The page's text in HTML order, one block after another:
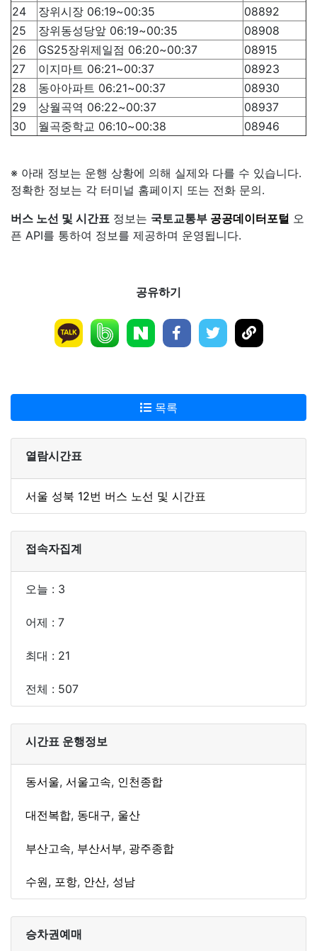
24
장위시장 06:19~00:35
08892
25
장위동성당앞 06:19~00:35
08908
26
GS25장위제일점 06:20~00:37
08915
27
이지마트 06:21~00:37
08923
28
동아아파트 06:21~00:37
08930
29
상월곡역 06:22~00:37
08937
30
월곡중학교 06:10~00:38 08946
※ 아래 정보는 운행 상황에 의해 실제와 다를 수 있습니다.
정확한 정보는 각 터미널 홈페이지 또는 전화 문의.
버스 노선 및 시간표 정보는 국토교통부 공공데이터포털 오
픈 API를 통하여 정보를 제공하며 운영됩니다.
공유하기
목록
열람시간표
서울 성북 12번 버스 노선 및 시간표
접속자집계
오늘 : 3
어제 : 7
최대 : 21
전체 : 507
시간표 운행정보
동서울, 서울고속, 인천종합
대전복합, 동대구, 울산
부산고속, 부산서부, 광주종합
수원, 포항, 안산, 성남
승차권예매